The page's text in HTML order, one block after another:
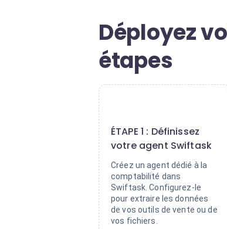
Déployez
étapes
ÉTAPE 1 : Définissez
votre agent Swiftask
Créez un agent dédié à la
comptabilité dans
Swiftask. Configurez-le
pour extraire les données
de vos outils de vente ou de
vos fichiers.